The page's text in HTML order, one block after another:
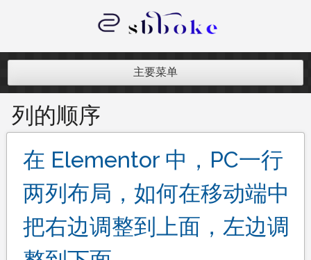
内
记录跨境电商独立站开发遇到的点点
主要菜单
列的顺序
在 Elementor 中，PC一行
两列布局，如何在移动端中
把右边调整到上面，左边调